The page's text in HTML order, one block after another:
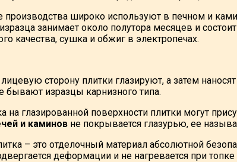
производства широко используют в печном и
занимает около полутора месяцев и
качества, сушка и обжиг в электропечах.
сторону плитки глазируют, а затем
бывают изразцы карнизного типа.
на глазированной поверхности плитки могут
и каминов не покрывается глазурью, ее
– это отделочный материал абсолютной
деформации и не нагревается при